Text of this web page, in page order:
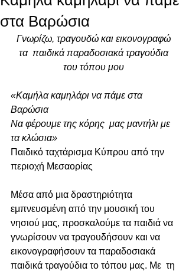
στα Βαρώσια
Γνωρίζω, τραγουδώ και εικονογραφώ
τα  παιδικά παραδοσιακά τραγούδια
του τόπου μου
«Καμήλα καμηλάρι να πάμε στα
Βαρώσια
Να φέρουμε της κόρης  μας μαντήλι με
τα κλώσια»
Παιδικό ταχτάρισμα Κύπρου από την
περιοχή Μεσαορίας
Μέσα από μια δραστηριότητα
εμπνευσμένη από την μουσική του
νησιού μας, προσκαλούμε τα παιδιά να
γνωρίσουν να τραγουδήσουν και να
εικονογραφήσουν τα παραδοσιακά
παιδικά τραγούδια το τόπου μας. Με  τη